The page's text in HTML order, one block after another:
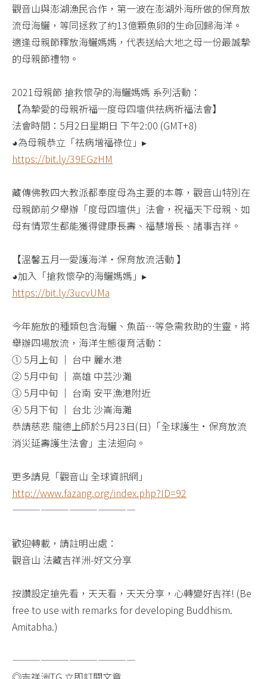
觀音山與澎湖漁民合作，第一波在澎湖外海所做的保育放
流母海鱺，等同拯救了約13億顆魚卵的生命回歸海洋。​
適逢母親節釋放海鱺媽媽，代表送給大地之母一份最誠摯
的母親節禮物。​
2021母親節 搶救懷孕的海鱺媽媽 系列活動：​
【為摯愛的母親祈福─度母四壇供祛病祈福法會】​
法會時間：5月2日星期日 下午2:00 (GMT+8)​
◕為母親恭立「祛病增福祿位」▸​
https://bit.ly/39EGzHM​
藏傳佛教四大教派都奉度母為主要的本尊，觀音山特別在
母親節前夕舉辦「度母四壇供」法會，祝福天下母親、如
母有情眾生都能獲得健康長壽、福慧增長、諸事吉祥。​
【溫馨五月─愛護海洋‧保育放流活動 】​
◕加入「搶救懷孕的海鱺媽媽」▸​
https://bit.ly/3ucvUMa​
今年施放的種類包含海鱺、魚苗…等急需救助的生靈，將
舉辦四場放流，海洋生態復育活動：​
① 5月上旬 │ 台中 麗水港​
② 5月中旬 │ 高雄 中芸沙灘​
③ 5月中旬 │ 台南 安平漁港附近​
④ 5月下旬 │ 台北 沙崙海灘​
恭請慈悲 龍德上師於5月23日(日)「全球護生•保育放流
消災延壽護生法會」主法迴向。​
更多請見「觀音山 全球資訊網」​
http://www.fazang.org/index.php?ID=92​
—————————————​
歡迎轉載，請註明出處：​
觀音山 法藏吉祥洲-好文分享​
按讚設定搶先看，天天看，天天分享，心轉變好吉祥! (Be
free to use with remarks for developing Buddhism.
Amitabha.)​
—————————————​